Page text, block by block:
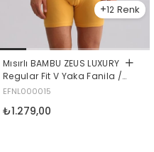
12
Mısırlı BAMBU ZEUS LUXURY
Regular Fit V Yaka Fanila /
T-Shirt Haki Ada
EFNL000015
₺1.279,00